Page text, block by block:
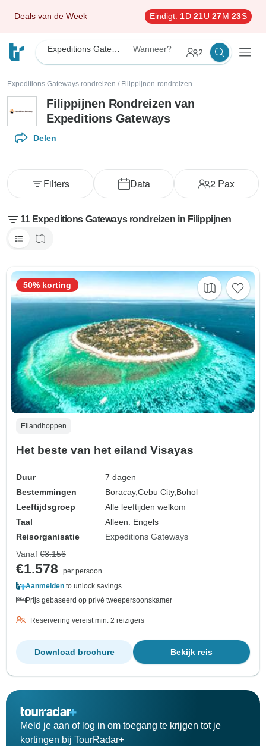
Deals van de Week Eindigt: 1D 21U 27M 22S
Wanneer? 2
Expeditions Gateways rondreizen / Filippijnen-rondreizen
Filippijnen Rondreizen van
Expeditions Gateways
Delen
Data 2 Pax
Filters
11 Expeditions Gateways rondreizen in Filippijnen
Eilandhoppen
Het beste van het eiland Visayas
Duur
7 dagen
Bestemmingen
Boracay,Cebu City, Bohol
Leeftijdsgroep
Alle leeftijden welkom
Taal
Alleen: Engels
Reisorganisatie
Expeditions Gateways
50% korting
Vanaf €3.156
€1.578
per persoon
Aanmelden to unlock savings
Prijs gebaseerd op privé tweepersoonskamer
Reservering vereist min. 2 reizigers
Bekijk reis
Download brochure
Meld je aan of log in om toegang te krijgen tot je
kortingen bij TourRadar+